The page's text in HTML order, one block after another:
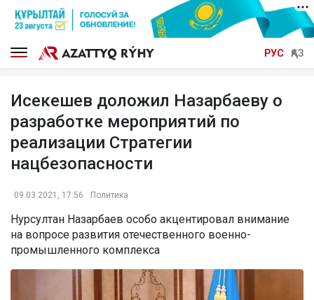
РУС ҚАЗ
Исекешев доложил Назарбаеву о
разработке мероприятий по
реализации Стратегии
нацбезопасности
09.03.2021, 17:56 Политика
Нурсултан Назарбаев особо акцентировал внимание
на вопросе развития отечественного военно-
промышленного комплекса